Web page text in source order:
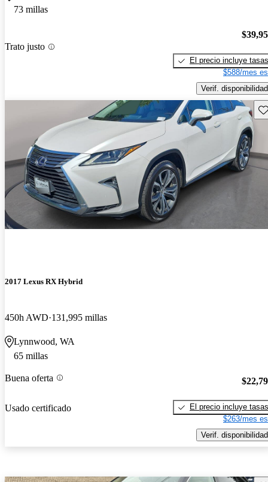
73 millas
Trato justo
El precio incluye tasas
$588/mes
Verif. disponibilidad
2017 Lexus RX Hybrid
450h AWD 131,995 millas
Lynnwood, WA
65 millas
Buena oferta
Usado certificado
El precio incluye tasas
$263/mes
Verif. disponibilidad